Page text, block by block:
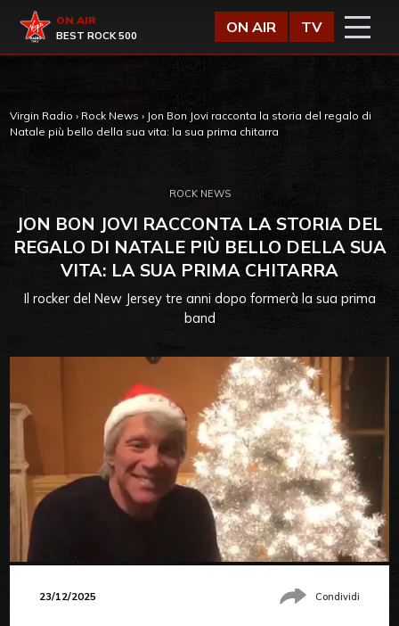
Virgin Radio
ON AIR
BEST ROCK 500
ON AIR TV
Virgin Radio › Rock News › Jon Bon Jovi racconta la storia del regalo di
Natale più bello della sua vita: la sua prima chitarra
ROCK NEWS
JON BON JOVI RACCONTA LA STORIA DEL
REGALO DI NATALE PIÙ BELLO DELLA SUA
VITA: LA SUA PRIMA CHITARRA
Il rocker del New Jersey tre anni dopo formerà la sua prima
band
23/12/2025 Condividi